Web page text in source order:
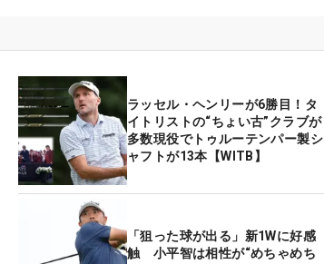
ラッセル・ヘンリーが6勝目！タ
イトリストの“ちょい古”クラブが
多数現役でトゥルーテンパー製シ
ャフトが13本【WITB】
「狙った球が出る」新1Wに好感
触 小平智は相性が“めちゃめち